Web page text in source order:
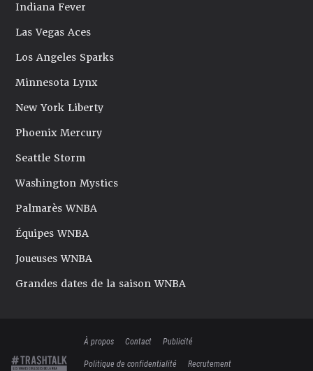
Indiana Fever
Las Vegas Aces
Los Angeles Sparks
Minnesota Lynx
New York Liberty
Phoenix Mercury
Seattle Storm
Washington Mystics
Palmarès WNBA
Équipes WNBA
Joueuses WNBA
Grandes dates de la saison WNBA
À propos Contact
Publicité
Politique de confidentialité
Recrutement